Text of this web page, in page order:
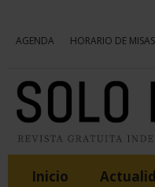
AGENDA HORARIO DE MISAS
Inicio